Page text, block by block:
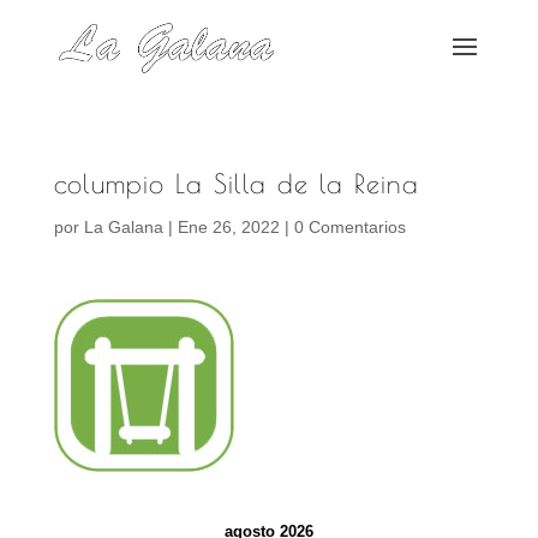
columpio La Silla de la Reina
por La Galana | Ene 26, 2022 | 0 Comentarios
agosto 2026